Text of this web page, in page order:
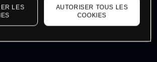
LES
AUTORISER TOUS LES
COOKIES